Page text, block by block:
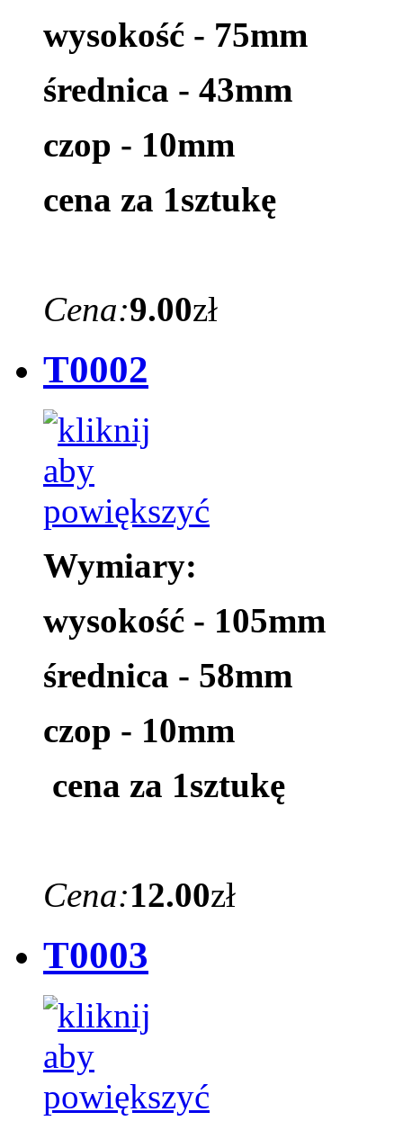
wysokość - 75mm
średnica - 43mm
czop - 10mm
cena za 1sztukę
Cena:9.00zł
T0002
Wymiary:
wysokość - 105mm
średnica - 58mm
czop - 10mm
cena za 1sztukę
Cena:12.00zł
T0003